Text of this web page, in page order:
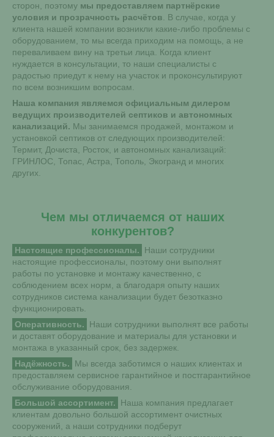
сторон, поэтому мы предоставляем партнёрские
условия и прозрачность расчётов . В случае, когда у
клиента нашей компании возникли какие-либо проблемы с
оборудованием, то мы всегда приходим на помощь, а не
переваливаем вину на третьи лица. Когда клиент
нуждается в консультации, то наши специалисты с
радостью приедут к нему на участок и проконсультируют
по всем возникшим вопросам.
Наша компания являемся официальным дилером
ведущих производителей септиков и автономных
канализаций. Мы занимаемся продажей, монтажом и
установкой септиков от следующих производителей:
Термит, Дочиста, Росток, и автономных канализаций:
ГРИНЛОС, Топас, Астра, Тополь, Экогранд и многих
других.
Чем мы отличаемся от наших
конкурентов?
Настоящие профессионалы.
Наши сотрудники
настоящие профессионалы, поэтому они выполнят
работы по установке и монтажу качественно, с
соблюдением всех норм, а благодаря опыту наших
сотрудников система канализации будет безотказно
функционировать.
Оперативность.
Наши сотрудники выполнят все работы
и доставят оборудование и материалы для установки и
монтажа в указанный срок, без задержек.
Надёжность.
Мы всегда заботимся о наших клиентах и
предоставляем сервисное гарантийное и постгарантийное
обслуживание оборудования.
Большой ассортимент.
Наша компания предлагает
клиентам довольно большой ассортимент очистных
сооружений, а наши сотрудники подберут